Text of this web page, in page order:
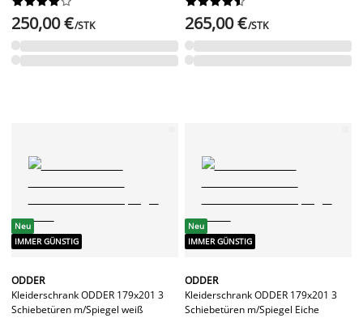
250,00 €/STK 265,00 €/STK
Neu
IMMER GÜNSTIG
ODDER
Kleiderschrank ODDER 179x201 3
Schiebetüren m/Spiegel weiß
Neu
IMMER GÜNSTIG
ODDER
Kleiderschrank ODDER 179x201 3
Schiebetüren m/Spiegel Eiche